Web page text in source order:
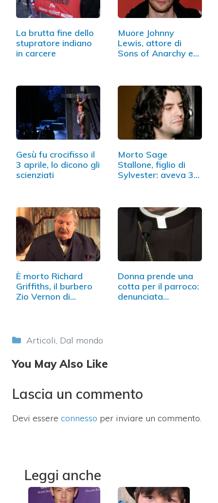
La brutta fine dello
stupratore indiano
in carcere
Muore Johnny
Lewis, attore di
Sons of Anarchy e
Gesù fu crocifisso il
3 aprile, lo dicono gli
scienziati
Morto Sage
Stallone, figlio di
Sylvester: aveva 36
È morto Richard
Griffiths, il burbero
Zio Vernon di…
Donna prende una
cotta per il parroco:
denunciata…
Categorie
Articoli Dal mondo
You May Also Like
Lascia un commento
Devi essere connesso per inviare un commento.
Leggi anche